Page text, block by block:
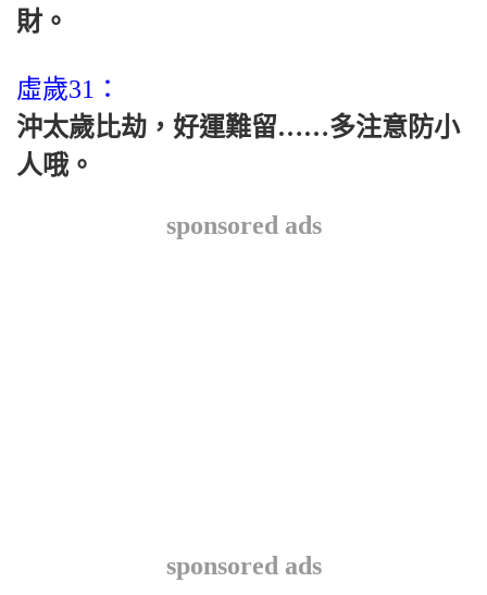
財。
虛歲31：
沖太歲比劫，好運難留……多注意防小
人哦。
sponsored ads
sponsored ads